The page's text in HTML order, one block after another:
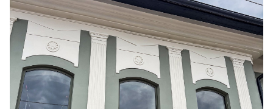
Slavošovce tunnel
The SlavošovceTunnel (Tunel pod Homôlkou) is
fully accessible and is crossed by the official
cycle route, which with its length of 2401 meters
makes it the longest cycle tunnel in Europe and
the third longest in the world.